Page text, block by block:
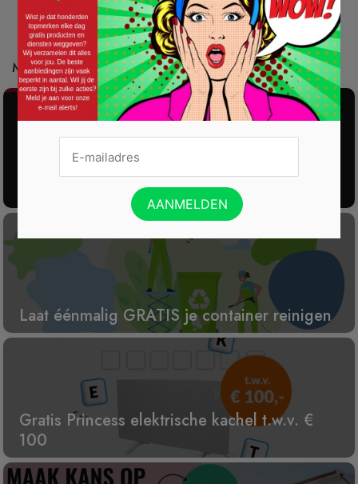
Mis deze acties ook niet:
Gratis 2025 Alarmsysteem Testen!
Laat éénmalig GRATIS je container reinigen
Gratis Princess elektrische kachel t.w.v. €
100